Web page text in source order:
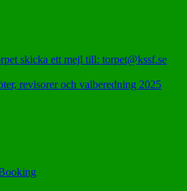
skicka ett mejl till: torpet@kssf.se
revisorer och valberedning 2025